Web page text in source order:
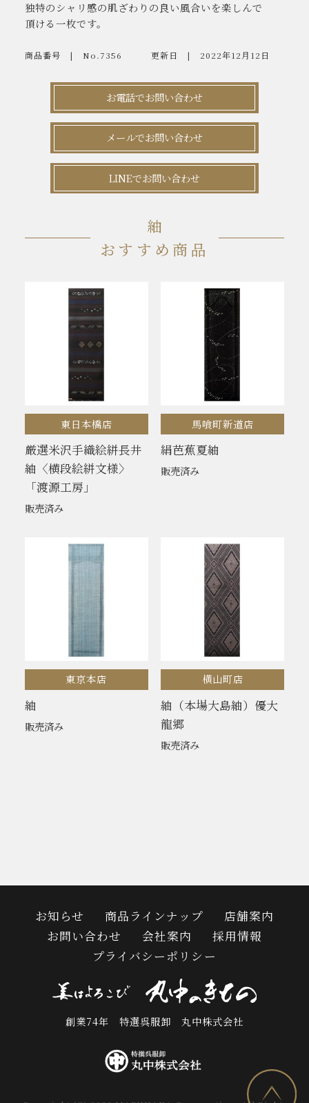
独特のシャリ感の肌ざわりの良い風合いを楽しんで
頂ける一枚です。
商品番号 No.7356 更新日 2022年12月12日
お電話でお問い合わせ
メールでお問い合わせ
LINEでお問い合わせ
紬
おすすめ商品
東日本橋店
厳選米沢手織絵絣長井
紬〈横段絵絣文様〉
「渡源工房」
販売済み
馬喰町新道店
絹芭蕉夏紬
販売済み
東京本店
紬
販売済み
横山町店
紬（本場大島紬）優大
龍郷
販売済み
お知らせ 商品ラインナップ
店舗案内
お問い合わせ
会社案内
採用情報
プライバシーポリシー
創業74年 特選呉服卸 丸中株式会社